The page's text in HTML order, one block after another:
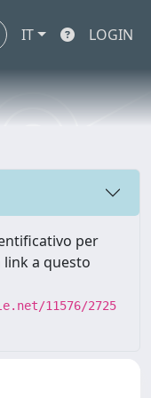
IT LOGIN
per
a questo
11576/2725